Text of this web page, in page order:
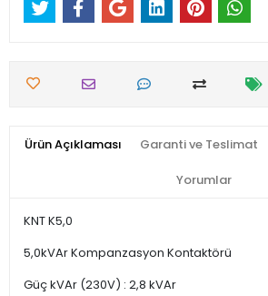
Ürün Açıklaması Garanti ve Teslimat
Yorumlar
KNT K5,0
5,0kVAr Kompanzasyon Kontaktörü
Güç kVAr (230V) : 2,8 kVAr